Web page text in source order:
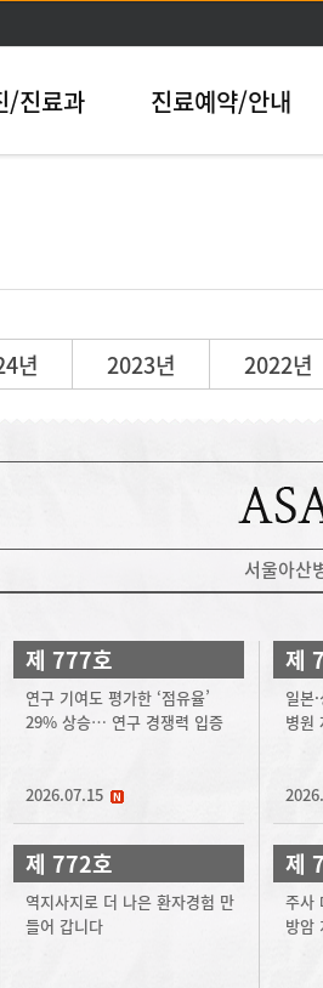
/진료과 진료예약/안내
년 2023년 2022년
서울아산
제 777호
연구 기여도 평가한 ‘점유율’
29% 상승… 연구 경쟁력 입증
2026.07.15
제
일본
병원
제 772호
역지사지로 더 나은 환자경험 만
들어 갑니다
제
주사
방암